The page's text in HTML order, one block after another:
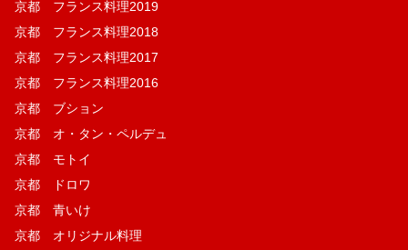
京都 フランス料理2019
京都 フランス料理2018
京都 フランス料理2017
京都 フランス料理2016
京都 ブション
京都 オ・タン・ペルデュ
京都 モトイ
京都 ドロワ
京都 青いけ
京都 オリジナル料理